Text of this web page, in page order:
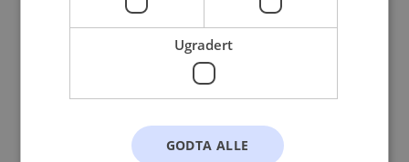
Ugradert
GODTA ALLE